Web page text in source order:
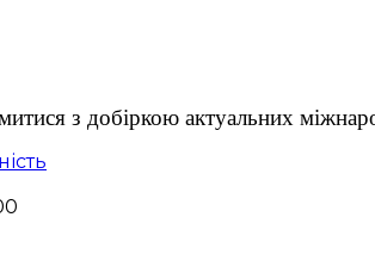
з добіркою актуальних